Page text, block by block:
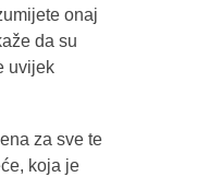
onaj
da su
uvijek
za sve te
koja je